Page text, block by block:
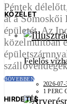
KÖZÉLET
Felelős
2026-07-
1 PERC
Péntek
át a
épületét. Az
közelmúltban
BŐVEBBEN
HIRDETÉS